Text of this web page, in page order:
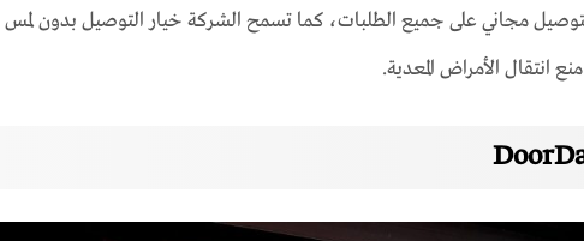
مجاني على جميع الطلبات، كما تسمح الشركة خيار التوصيل بدون لمس
انتقال الأمراض المعدية.